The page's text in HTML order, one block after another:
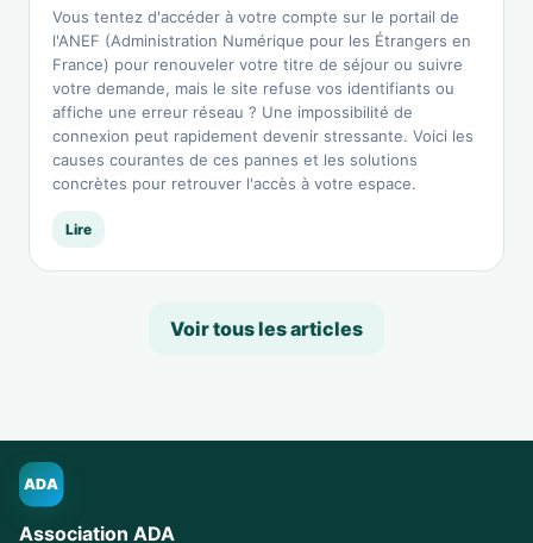
Vous tentez d'accéder à votre compte sur le portail de
l'ANEF (Administration Numérique pour les Étrangers en
France) pour renouveler votre titre de séjour ou suivre
votre demande, mais le site refuse vos identifiants ou
affiche une erreur réseau ? Une impossibilité de
connexion peut rapidement devenir stressante. Voici les
causes courantes de ces pannes et les solutions
concrètes pour retrouver l'accès à votre espace.
Lire
Voir tous les articles
ADA
Association ADA